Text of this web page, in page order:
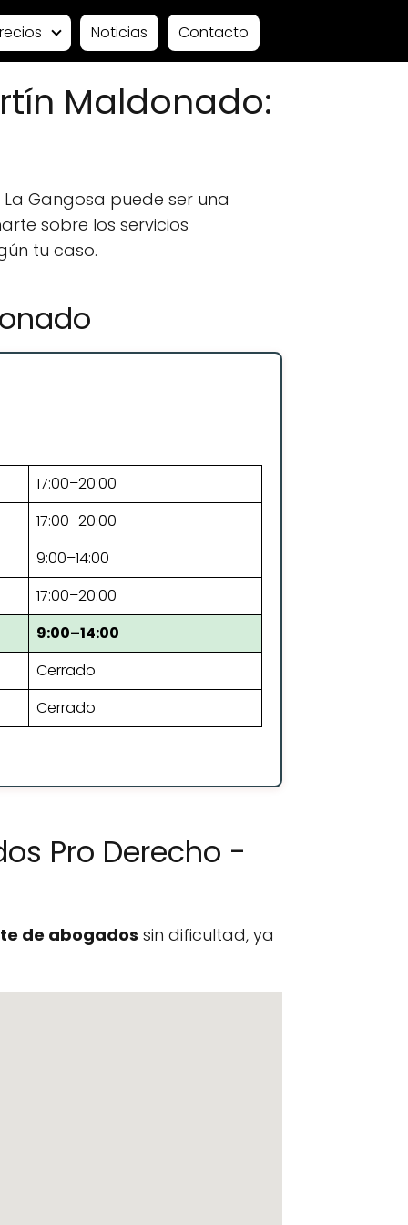
Noticias Contacto
Maldonado:
Gangosa puede ser una
sobre los servicios
tu caso.
17:00–20:00
17:00–20:00
9:00–14:00
17:00–20:00
9:00–14:00
Cerrado
Cerrado
Pro Derecho -
de abogados sin dificultad, ya